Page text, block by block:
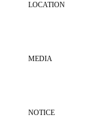
LOCATION
MEDIA
NOTICE